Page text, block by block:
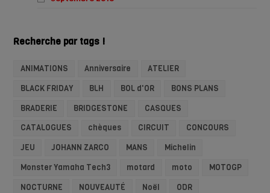
Recherche par tags !
ANIMATIONS Anniversaire
ATELIER
BLACK FRIDAY
BLH BOL d'OR
BONS PLANS
BRADERIE
BRIDGESTONE
CASQUES
CATALOGUES
chèques CIRCUIT
CONCOURS
JEU
JOHANN ZARCO MANS
Michelin
Monster Yamaha Tech3
motard moto
MOTOGP
NOCTURNE
NOUVEAUTÉ Noël
ODR